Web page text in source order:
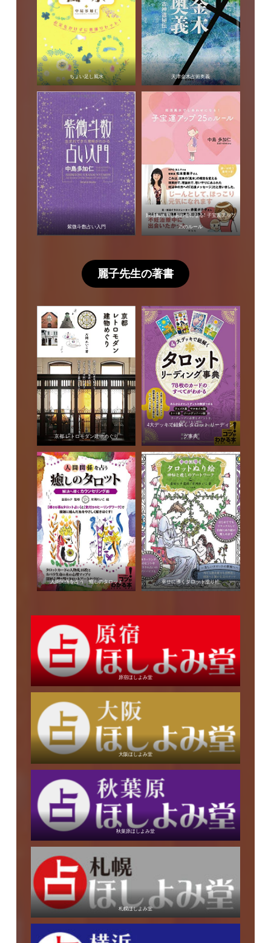
ちょい足し風水 天津金木占術奥義
紫微斗数占い入門
妊活風水でしあわせになる! 子宝運アップ
25のルール
麗子先生の著書
京都 レトロモダン建物めぐり
4大デッキで紐解く タロット リーディン
グ事典
人間関係を占う 癒しのタロット 幸せに導くタロット塗り絵
原宿ほしよみ堂
大阪ほしよみ堂
秋葉原ほしよみ堂
札幌ほしよみ堂